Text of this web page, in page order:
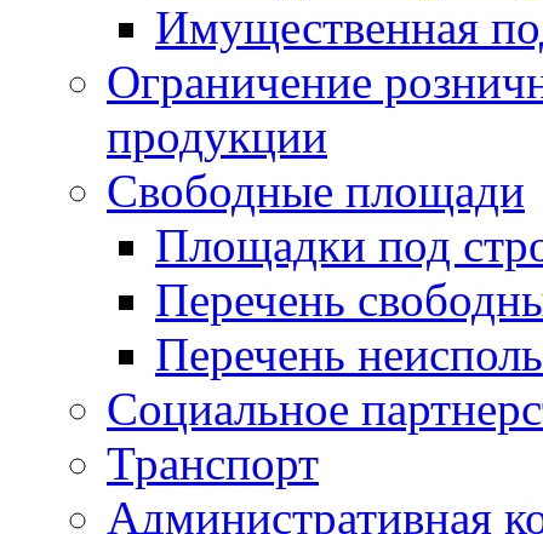
Имущественная
Ограничение
продукции
Свободные площади
Площадки под
Перечень
Перечень
Социальное
Транспорт
Административная